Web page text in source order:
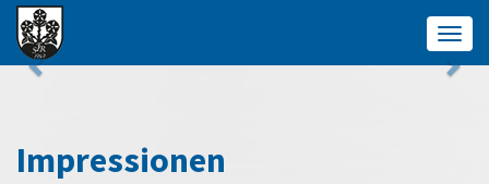
Impressionen